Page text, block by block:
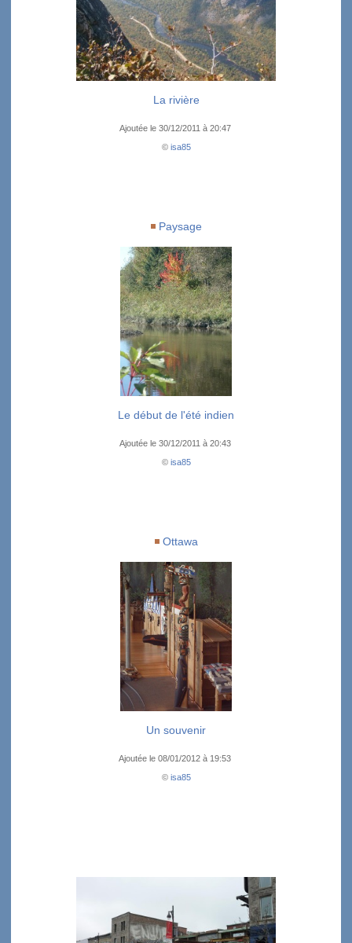
La rivière
Ajoutée le 30/12/2011 à 20:47
© isa85
Paysage
Le début de l'été indien
Ajoutée le 30/12/2011 à 20:43
© isa85
Ottawa
Un souvenir
Ajoutée le 08/01/2012 à 19:53
© isa85